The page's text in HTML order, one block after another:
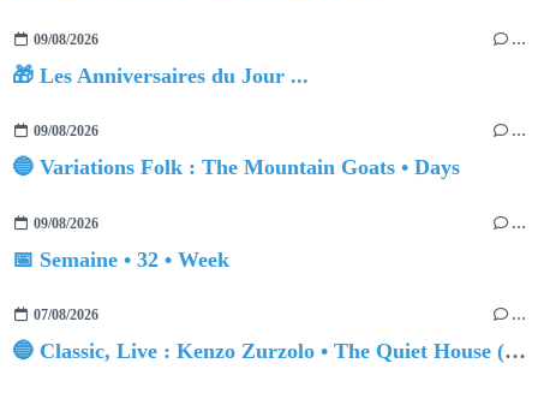
09/08/2026 …
🎁 Les Anniversaires du Jour ...
09/08/2026 …
🔵 Variations Folk : The Mountain Goats • Days
09/08/2026 …
📅 Semaine • 32 • Week
07/08/2026 …
🔵 Classic, Live : Kenzo Zurzolo • The Quiet House (Live at Funkhaus)